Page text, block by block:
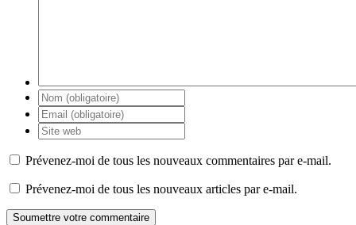
Prévenez-moi de tous les nouveaux commentaires par e-mail.
Prévenez-moi de tous les nouveaux articles par e-mail.
Soumettre votre commentaire